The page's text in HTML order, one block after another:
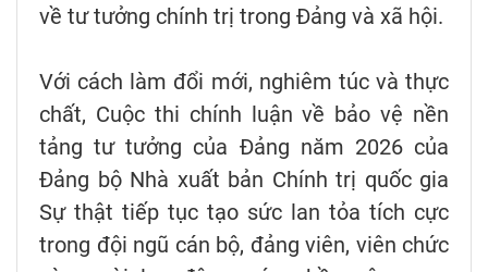
về tư tưởng chính trị trong Đảng và xã hội.
Với cách làm đổi mới, nghiêm túc và thực
chất, Cuộc thi chính luận về bảo vệ nền
tảng tư tưởng của Đảng năm 2026 của
Đảng bộ Nhà xuất bản Chính trị quốc gia
Sự thật tiếp tục tạo sức lan tỏa tích cực
trong đội ngũ cán bộ, đảng viên, viên chức